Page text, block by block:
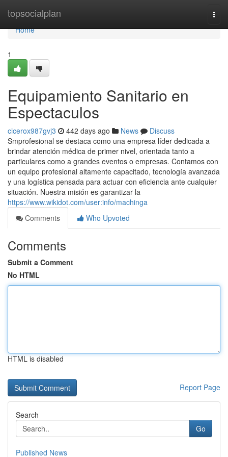
topsocialplan
Home
Home
1
Equipamiento Sanitario en
Espectaculos
cicerox987gvj3 442 days ago News
Discuss
Smprofesional se destaca como una empresa líder dedicada a
brindar atención médica de primer nivel, orientada tanto a
particulares como a grandes eventos o empresas. Contamos con
un equipo profesional altamente capacitado, tecnología avanzada
y una logística pensada para actuar con eficiencia ante cualquier
situación. Nuestra misión es garantizar la
https://www.wikidot.com/user:info/machinga
Comments
Who Upvoted
Comments
Submit a Comment
No HTML
HTML is disabled
Report Page
Search
Go
Published News